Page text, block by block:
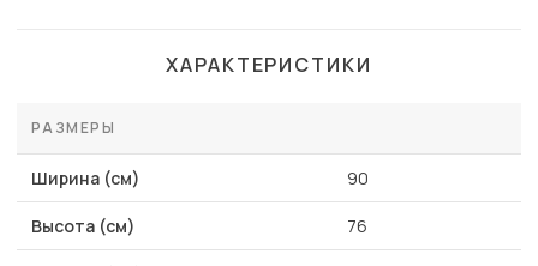
ХАРАКТЕРИСТИКИ
РАЗМЕРЫ
Ширина (см) 90
Высота (см) 76